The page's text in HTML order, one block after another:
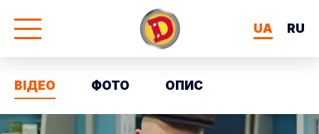
UA
RU
ВІДЕО ФОТО ОПИС